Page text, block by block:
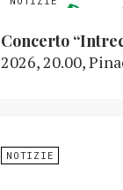
Concerto
2026, 20.00,
NOTIZIE